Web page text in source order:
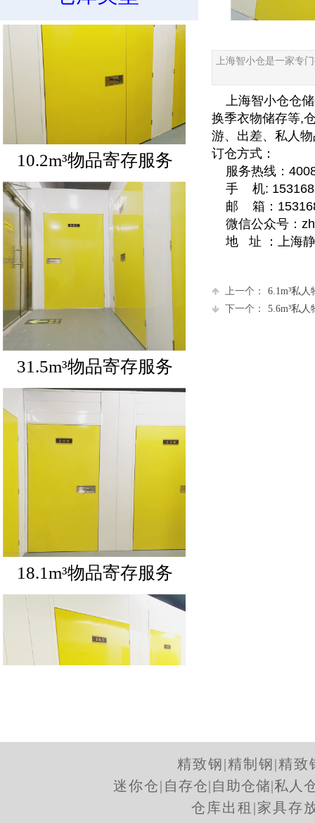
上海智小仓是一家专
上海智小仓仓储
换季衣物储存等,
游、出差、私人
订仓方式：
服务热线：
手 机:
邮 箱：
微信公众号：
地 址 ：上海静
上一个：
6.1m³私
下一个：
5.6m³私
10.2m³物品寄存服务
31.5m³物品寄存服务
18.1m³物品寄存服务
11.8m³物品寄存服务
精致钢|精制钢|精致
迷你仓| 自存仓|自助仓储|私人
仓库出租 |家具存